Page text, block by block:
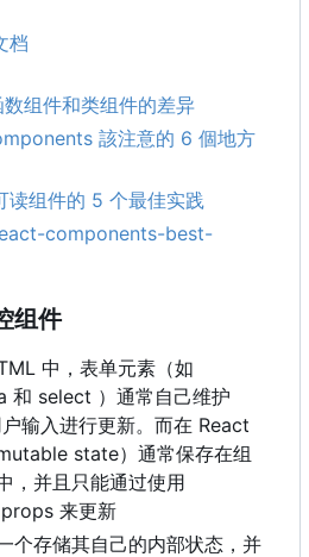
档
组件和类组件的差异
該注意的 6 個地方
读组件的 5 个最佳实践
components-best-
组件
中，表单元素（如
和 select ）通常自己维护
输入进行更新。而在 React
state） 通常保存在组
，并且只能通过使用
来更新
个存储其自己的内部状态，并